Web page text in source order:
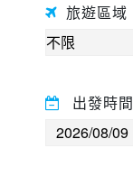
世界臻旅
旅遊區域
出發時間